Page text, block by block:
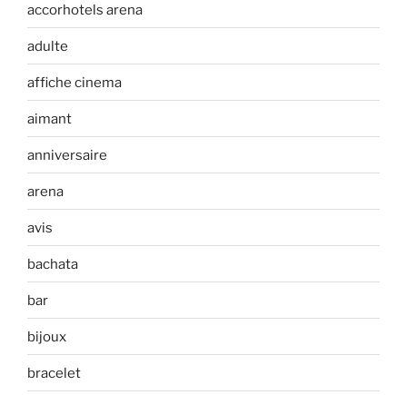
accorhotels arena
adulte
affiche cinema
aimant
anniversaire
arena
avis
bachata
bar
bijoux
bracelet